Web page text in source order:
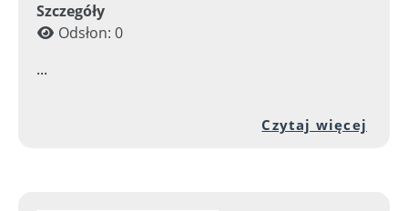
Szczegóły
Odsłon: 0
...
Czytaj więcej